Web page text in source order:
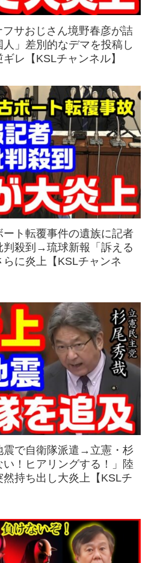
フサおじさん境野春彦が詰
」差別的なデマを投稿し
レ【KSLチャンネル】
ート転覆事件の遺族に記者
判殺到→琉球新報「訴える
に炎上【KSLチャンネ
震で自衛隊派遣→立憲・杉
！ヒアリングする！」陸
持ち出し大炎上【KSLチ